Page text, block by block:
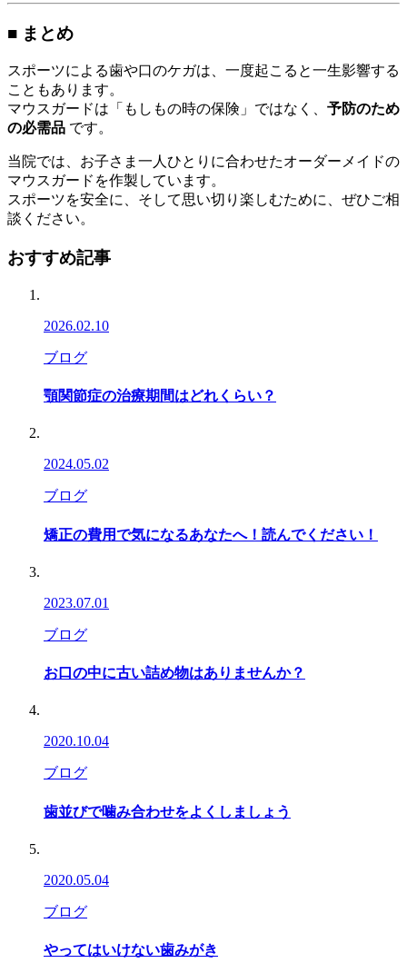
■ まとめ
スポーツによる歯や口のケガは、一度起こると一生影響する
こともあります。
マウスガードは「もしもの時の保険」ではなく、 予防のため
の必需品 です。
当院では、お子さま一人ひとりに合わせたオーダーメイドの
マウスガードを作製しています。
スポーツを安全に、そして思い切り楽しむために、ぜひご相
談ください。
おすすめ記事
2026.02.10
ブログ
顎関節症の治療期間はどれくらい？
2024.05.02
ブログ
矯正の費用で気になるあなたへ！読んでください！
2023.07.01
ブログ
お口の中に古い詰め物はありませんか？
2020.10.04
ブログ
歯並びで噛み合わせをよくしましょう
2020.05.04
ブログ
やってはいけない歯みがき